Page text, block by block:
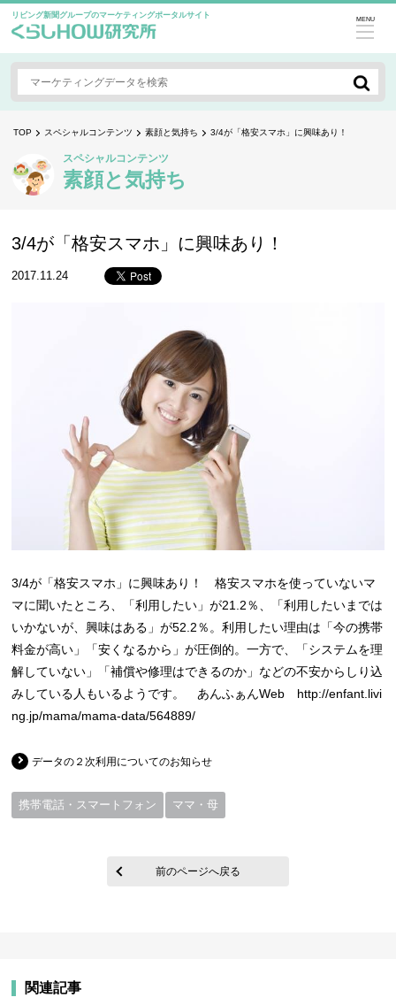
リビング新聞グループのマーケティングポータルサイト MENU
TOP スペシャルコンテンツ 素顔と気持ち 3/4が「格安スマホ」に興味あり！
スペシャルコンテンツ
素顔と気持ち
3/4が「格安スマホ」に興味あり！
2017.11.24
3/4が「格安スマホ」に興味あり！ 格安スマホを使っていないマ
マに聞いたところ、「利用したい」が21.2％、「利用したいまでは
いかないが、興味はある」が52.2％。利用したい理由は「今の携帯
料金が高い」「安くなるから」が圧倒的。一方で、「システムを理
解していない」「補償や修理はできるのか」などの不安からしり込
みしている人もいるようです。 あんふぁんWeb http://enfant.livi
ng.jp/mama/mama-data/564889/
データの２次利用についてのお知らせ
携帯電話・スマートフォン ママ・母
前のページへ戻る
関連記事